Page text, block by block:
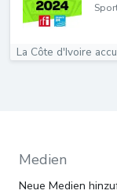
La Côte d'Ivoire
Medien
Neue Medien